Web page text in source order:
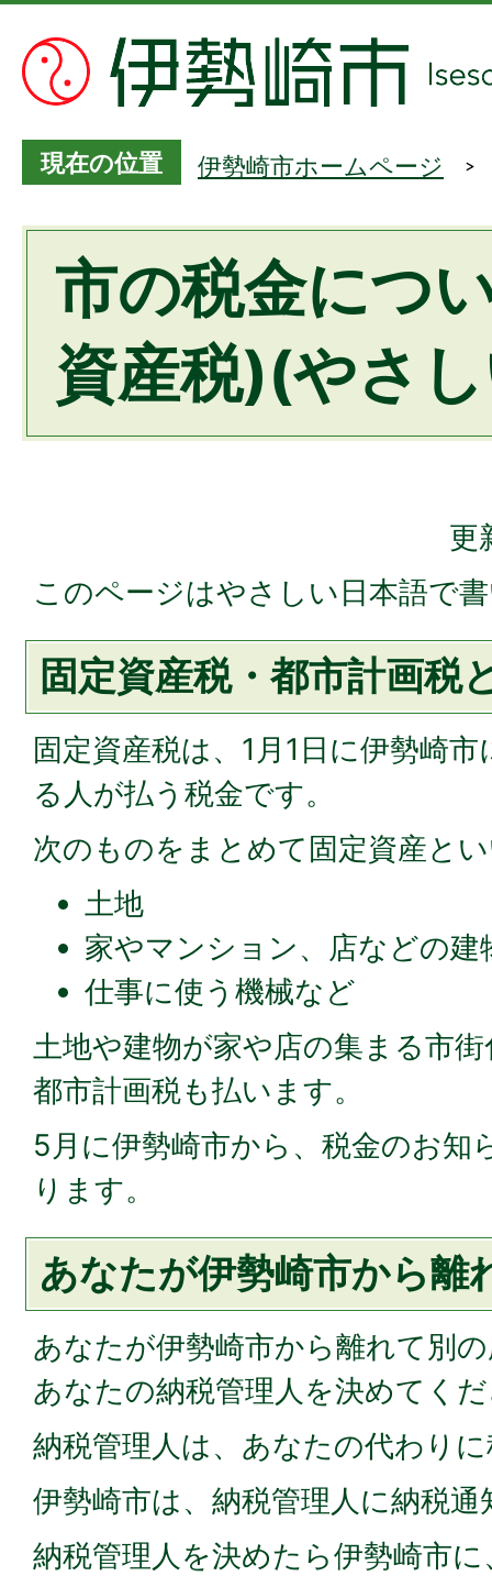
現在の位置 伊勢崎市ホームページ
市の税金につ
資産税)(やさ
更
このページはやさしい日本語で
固定資産税・都市計画税
固定資産税は、1月1日に伊勢崎
る人が払う税金です。
次のものをまとめて固定資産と
土地
家やマンション、店などの建
仕事に使う機械など
土地や建物が家や店の集まる市
都市計画税も払います。
5月に伊勢崎市から、税金のお知
ります。
あなたが伊勢崎市から離
あなたが伊勢崎市から離れて別
あなたの納税管理人を決めてく
納税管理人は、あなたの代わり
伊勢崎市は、納税管理人に納税
納税管理人を決めたら伊勢崎市